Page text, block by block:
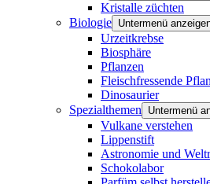
Kristalle züchten
Biologie Untermenü
Urzeitkrebse
Biosphäre
Pflanzen
Fleischfressende
Dinosaurier
Spezialthemen
Untermenü
Vulkane verstehen
Lippenstift
Astronomie und
Schokolabor